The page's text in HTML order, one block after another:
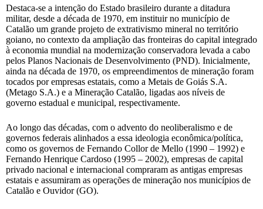
Destaca-se a intenção do Estado brasileiro durante a ditadura
militar, desde a década de 1970, em instituir no município de
Catalão um grande projeto de extrativismo mineral no território
goiano, no contexto da ampliação das fronteiras do capital integrado
à economia mundial na modernização conservadora levada a cabo
pelos Planos Nacionais de Desenvolvimento (PND). Inicialmente,
ainda na década de 1970, os empreendimentos de mineração foram
tocados por empresas estatais, como a Metais de Goiás S.A.
(Metago S.A.) e a Mineração Catalão, ligadas aos níveis de
governo estadual e municipal, respectivamente.
Ao longo das décadas, com o advento do neoliberalismo e de
governos federais alinhados a essa ideologia econômica/política,
como os governos de Fernando Collor de Mello (1990 – 1992) e
Fernando Henrique Cardoso (1995 – 2002), empresas de capital
privado nacional e internacional compraram as antigas empresas
estatais e assumiram as operações de mineração nos municípios de
Catalão e Ouvidor (GO).